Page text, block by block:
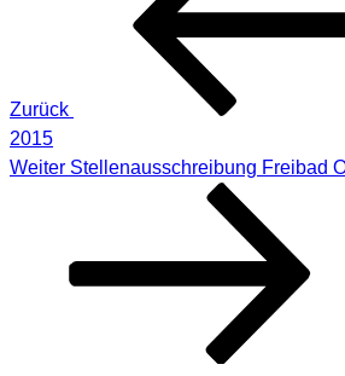
Zurück
2015
Nächster
Weiter Stellenausschreibung Freibad